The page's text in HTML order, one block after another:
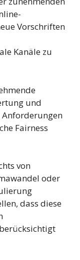
Vorschriften
Kanäle zu
und
Anforderungen
Fairness
von
oder
dass diese